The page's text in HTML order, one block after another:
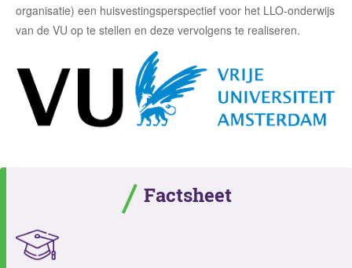
organisatie) een huisvestingsperspectief voor het LLO-onderwijs
van de VU op te stellen en deze vervolgens te realiseren.
Factsheet